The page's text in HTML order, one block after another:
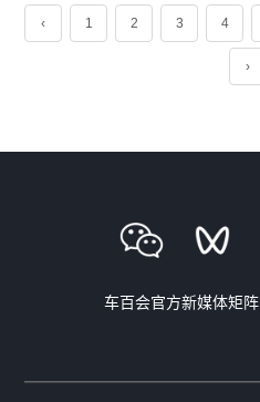
‹ 1 2 3 4
›
车百会官方新媒体矩阵